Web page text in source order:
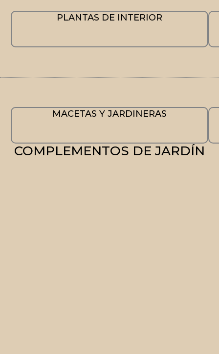
PLANTAS DE INTERIOR
MACETAS Y JARDINERAS
COMPLEMENTOS DE JARDÍN